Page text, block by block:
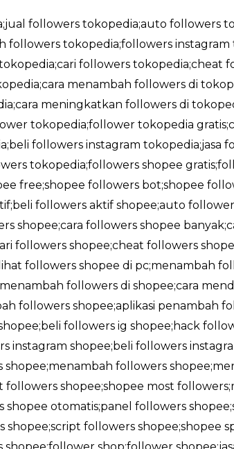
followers tokopedia;auto followers
tokopedia;followers instagram
followers tokopedia;cheat
menambah followers di
meningkatkan followers di
tokopedia;follower tokopedia
followers instagram tokopedia;jasa
tokopedia;followers shopee
free;shopee followers bot;shopee
followers aktif shopee;auto
shopee;cara followers shopee
followers shopee;cheat followers
followers shopee di pc;menambah
followers di shopee;cara
followers shopee;aplikasi penambah
followers ig shopee;hack
instagram shopee;beli followers
followers
shopee;shopee most
otomatis;panel followers
followers shopee;shopee
shop;follower